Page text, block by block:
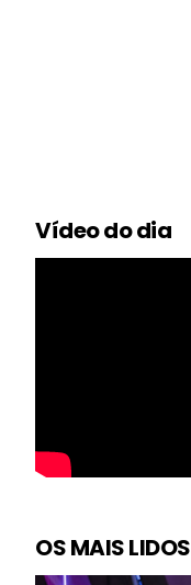
Vídeo do dia
OS MAIS LIDOS